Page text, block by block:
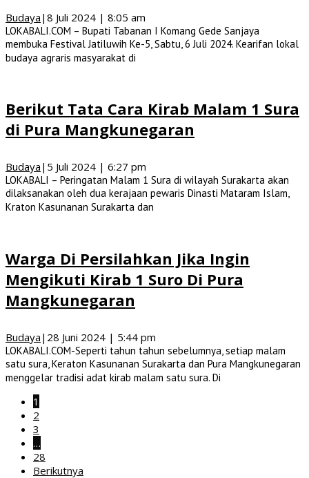
Budaya | 8 Juli 2024 | 8:05 am
LOKABALI.COM – Bupati Tabanan I Komang Gede Sanjaya
membuka Festival Jatiluwih Ke-5, Sabtu, 6 Juli 2024. Kearifan lokal
budaya agraris masyarakat di
Berikut Tata Cara Kirab Malam 1 Sura
di Pura Mangkunegaran
Budaya | 5 Juli 2024 | 6:27 pm
LOKABALI – Peringatan Malam 1 Sura di wilayah Surakarta akan
dilaksanakan oleh dua kerajaan pewaris Dinasti Mataram Islam,
Kraton Kasunanan Surakarta dan
Warga Di Persilahkan Jika Ingin
Mengikuti Kirab 1 Suro Di Pura
Mangkunegaran
Budaya | 28 Juni 2024 | 5:44 pm
LOKABALI.COM-Seperti tahun tahun sebelumnya, setiap malam
satu sura, Keraton Kasunanan Surakarta dan Pura Mangkunegaran
menggelar tradisi adat kirab malam satu sura. Di
1
2
3
…
28
Berikutnya